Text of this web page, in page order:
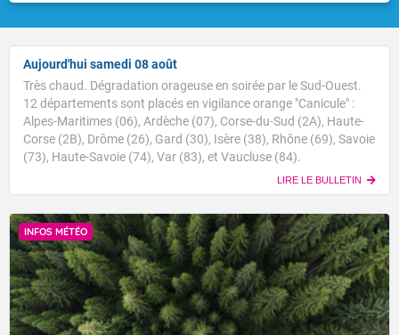
Aujourd'hui samedi 08 août
Très chaud. Dégradation orageuse en soirée par le Sud-Ouest.
12 départements sont placés en vigilance orange "Canicule" :
Alpes-Maritimes (06), Ardèche (07), Corse-du-Sud (2A), Haute-
Corse (2B), Drôme (26), Gard (30), Isère (38), Rhône (69), Savoie
(73), Haute-Savoie (74), Var (83), et Vaucluse (84).
LIRE LE BULLETIN
INFOS MÉTÉO